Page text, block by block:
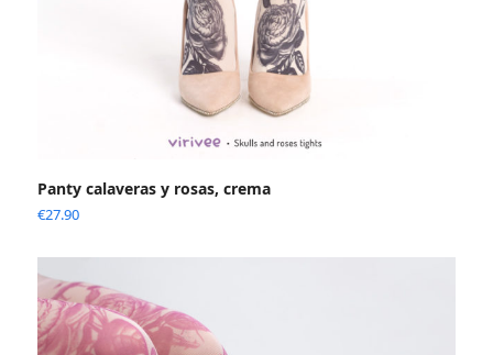
Panty calaveras y rosas, crema
€27.90